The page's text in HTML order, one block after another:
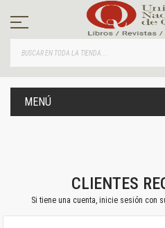
contenido
MENÚ
CLIENTES
Si tiene una cuenta, inicie sesión con